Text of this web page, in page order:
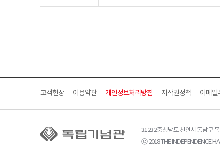
고객헌장 이용약관 개인정보처리방침 저작권정책 이메일
31232 충청남도 천안시 동남구
ⓒ 2018 THE INDEPENDENCE